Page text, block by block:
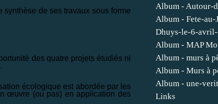
de ses travaux sous forme
des quatre projets étudiés ni
écologique est abordée par les
œuvre (ou pas) en application des
Album - Autour-
Album - Fete-
Dhuys-le-6-
Album - MAP
Album - murs à
Album - Murs à
Album - une-
Links